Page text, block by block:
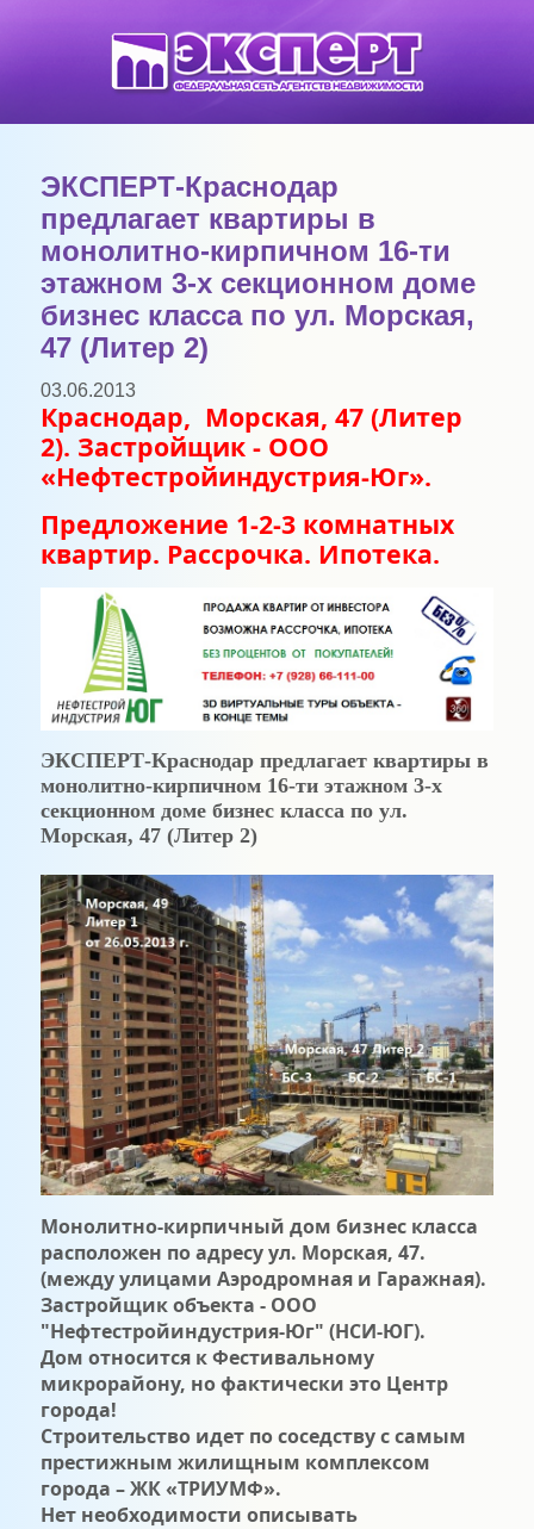
ЭКСПЕРТ-Краснодар
предлагает квартиры в
монолитно-кирпичном 16-ти
этажном 3-х секционном доме
бизнес класса по ул. Морская,
47 (Литер 2)
03.06.2013
Краснодар, Морская, 47 (Литер
2). Застройщик - ООО
«Нефтестройиндустрия-Юг».
Предложение 1-2-3 комнатных
квартир. Рассрочка. Ипотека.
ЭКСПЕРТ-Краснодар предлагает квартиры в
монолитно-кирпичном 16-ти этажном 3-х
секционном доме бизнес класса по ул.
Морская, 47 (Литер 2)
Монолитно-кирпичный дом бизнес класса
расположен по адресу ул. Морская, 47.
(между улицами Аэродромная и Гаражная).
Застройщик объекта - ООО
"Нефтестройиндустрия-Юг" (НСИ-ЮГ).
Дом относится к Фестивальному
микрорайону, но фактически это Центр
города!
Строительство идет по соседству с самым
престижным жилищным комплексом
города – ЖК «ТРИУМФ».
Нет необходимости описывать